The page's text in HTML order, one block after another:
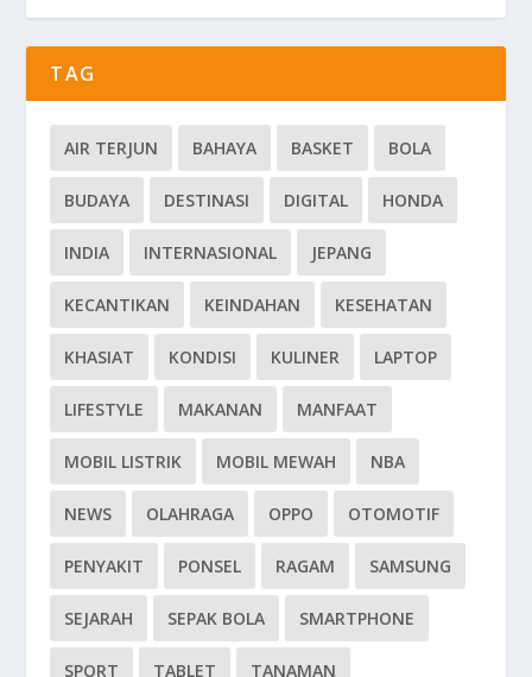
TAG
AIR TERJUN BAHAYA BASKET BOLA
BUDAYA DESTINASI DIGITAL HONDA
INDIA INTERNASIONAL JEPANG
KECANTIKAN KEINDAHAN KESEHATAN
KHASIAT KONDISI KULINER LAPTOP
LIFESTYLE MAKANAN MANFAAT
MOBIL LISTRIK MOBIL MEWAH NBA
NEWS OLAHRAGA OPPO OTOMOTIF
PENYAKIT PONSEL RAGAM SAMSUNG
SEJARAH SEPAK BOLA SMARTPHONE
SPORT TABLET TANAMAN